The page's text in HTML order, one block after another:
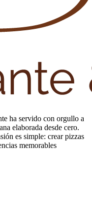
ha servido con orgullo a
elaborada desde cero.
es simple: crear pizzas
memorables